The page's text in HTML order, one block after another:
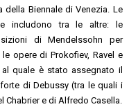
della Biennale di Venezia. Le
includono tra le altre: le
di Mendelssohn per
opere di Prokofiev, Ravel e
quale è stato assegnato il
di Debussy (tra le quali i
Chabrier e di Alfredo Casella.